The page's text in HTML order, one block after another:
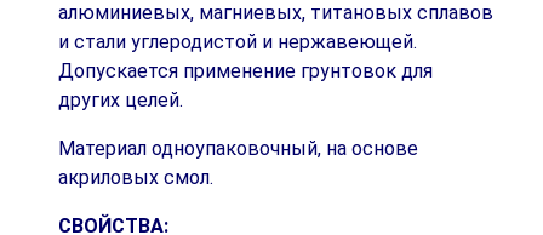
алюминиевых, магниевых, титановых сплавов
и стали углеродистой и нержавеющей.
Допускается применение грунтовок для
других целей.
Материал одноупаковочный, на основе
акриловых смол.
СВОЙСТВА: